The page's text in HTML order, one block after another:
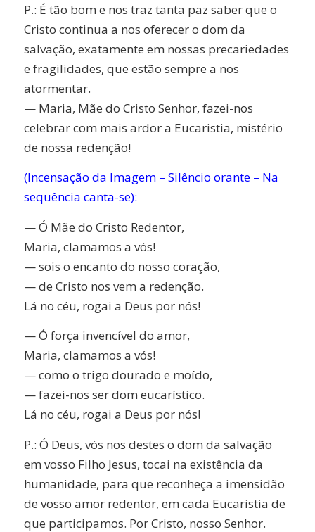
P.: É tão bom e nos traz tanta paz saber que o
Cristo continua a nos oferecer o dom da
salvação, exatamente em nossas precariedades
e fragilidades, que estão sempre a nos
atormentar.
— Maria, Mãe do Cristo Senhor, fazei-nos
celebrar com mais ardor a Eucaristia, mistério
de nossa redenção!
(Incensação da Imagem – Silêncio orante – Na
sequência canta-se):
— Ó Mãe do Cristo Redentor,
Maria, clamamos a vós!
— sois o encanto do nosso coração,
— de Cristo nos vem a redenção.
Lá no céu, rogai a Deus por nós!
— Ó força invencível do amor,
Maria, clamamos a vós!
— como o trigo dourado e moído,
— fazei-nos ser dom eucarístico.
Lá no céu, rogai a Deus por nós!
P.: Ó Deus, vós nos destes o dom da salvação
em vosso Filho Jesus, tocai na existência da
humanidade, para que reconheça a imensidão
de vosso amor redentor, em cada Eucaristia de
que participamos. Por Cristo, nosso Senhor.